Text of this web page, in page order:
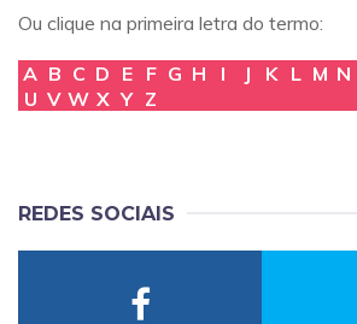
Ou clique na primeira letra do termo:
A B C D E F G H I J K L M N
U V W X Y Z
REDES SOCIAIS